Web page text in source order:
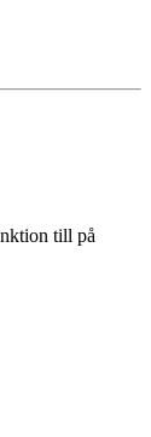
till på